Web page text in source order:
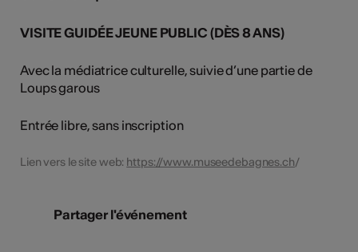
VISITE GUIDÉE JEUNE PUBLIC (DÈS 8 ANS)
Avec la médiatrice culturelle, suivie d’une partie de
Loups garous
Entrée libre, sans inscription
Lien vers le site web: https://www.museedebagnes.ch/
Partager l'événement